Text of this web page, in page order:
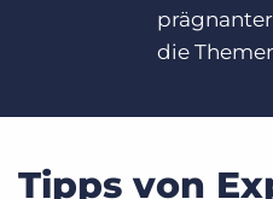
die
Tipps von